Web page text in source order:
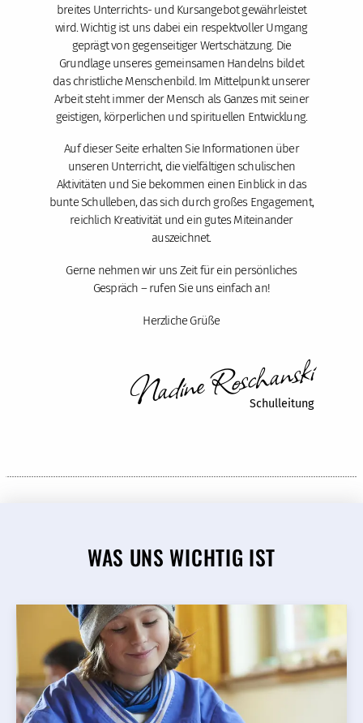
breites Unterrichts- und Kursangebot gewährleistet
wird. Wichtig ist uns dabei ein respektvoller Umgang
geprägt von gegenseitiger Wertschätzung. Die
Grundlage unseres gemeinsamen Handelns bildet
das christliche Menschenbild. Im Mittelpunkt unserer
Arbeit steht immer der Mensch als Ganzes mit seiner
geistigen, körperlichen und spirituellen Entwicklung.
Auf dieser Seite erhalten Sie Informationen über
unseren Unterricht, die vielfältigen schulischen
Aktivitäten und Sie bekommen einen Einblick in das
bunte Schulleben, das sich durch großes Engagement,
reichlich Kreativität und ein gutes Miteinander
auszeichnet.
Gerne nehmen wir uns Zeit für ein persönliches
Gespräch – rufen Sie uns einfach an!
Herzliche Grüße
Nadine Roschanski
Schulleitung
WAS UNS WICHTIG IST